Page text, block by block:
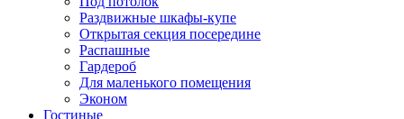
Раздвижные шкафы-купе
Открытая секция посередине
Распашные
Гардероб
Для маленького помещения
Эконом
Гостиные